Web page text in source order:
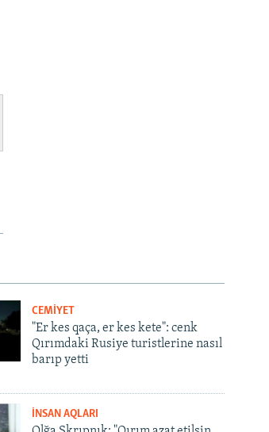
CEMİYET
"Er kes qaça, er kes kete": cenk
Qırımdaki Rusiye turistlerine nasıl
barıp yetti
İNSAN AQLARI